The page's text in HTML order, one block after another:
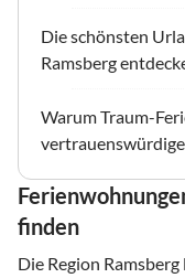
Die schönsten
Ramsberg
Warum Traum-
finden
Die Region